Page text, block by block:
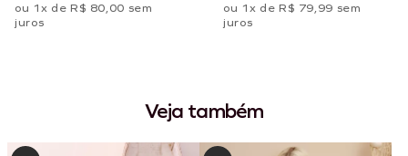
ou 1x de R$ 80,00 sem
juros
ou 1x de R$ 79,99 sem
juros
Veja também